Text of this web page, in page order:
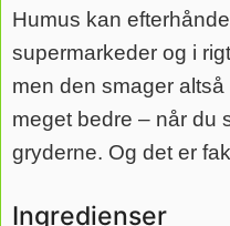
Humus kan
supermarkeder og i
men den smager
meget bedre – når du
gryderne. Og det er
Ingredienser